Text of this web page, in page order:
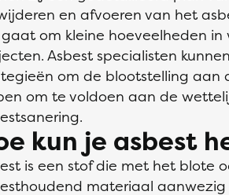
en afvoeren van het
om kleine hoeveelheden
Asbest specialisten
om de blootstelling aan
om te voldoen aan de
kun je asbest
is een stof die met het blote
materiaal